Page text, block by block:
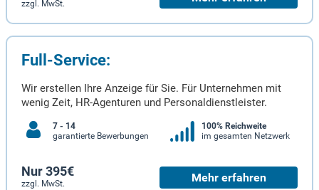
zzgl. MwSt.
Full-Service:
Wir erstellen Ihre Anzeige für Sie. Für Unternehmen mit
wenig Zeit, HR-Agenturen und Personaldienstleister.
7 - 14
garantierte Bewerbungen
100% Reichweite
im gesamten Netzwerk
Nur 395€
zzgl. MwSt. Mehr erfahren